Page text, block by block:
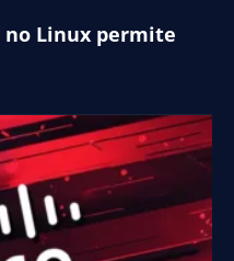
no Linux permite